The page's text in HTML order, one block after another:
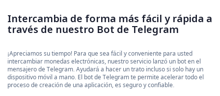
Intercambia de forma más fácil y rápida a
través de nuestro Bot de Telegram
¡Apreciamos su tiempo! Para que sea fácil y conveniente para usted
intercambiar monedas electrónicas, nuestro servicio lanzó un bot en el
mensajero de Telegram. Ayudará a hacer un trato incluso si solo hay un
dispositivo móvil a mano. El bot de Telegram te permite acelerar todo el
proceso de creación de una aplicación, es seguro y confiable.